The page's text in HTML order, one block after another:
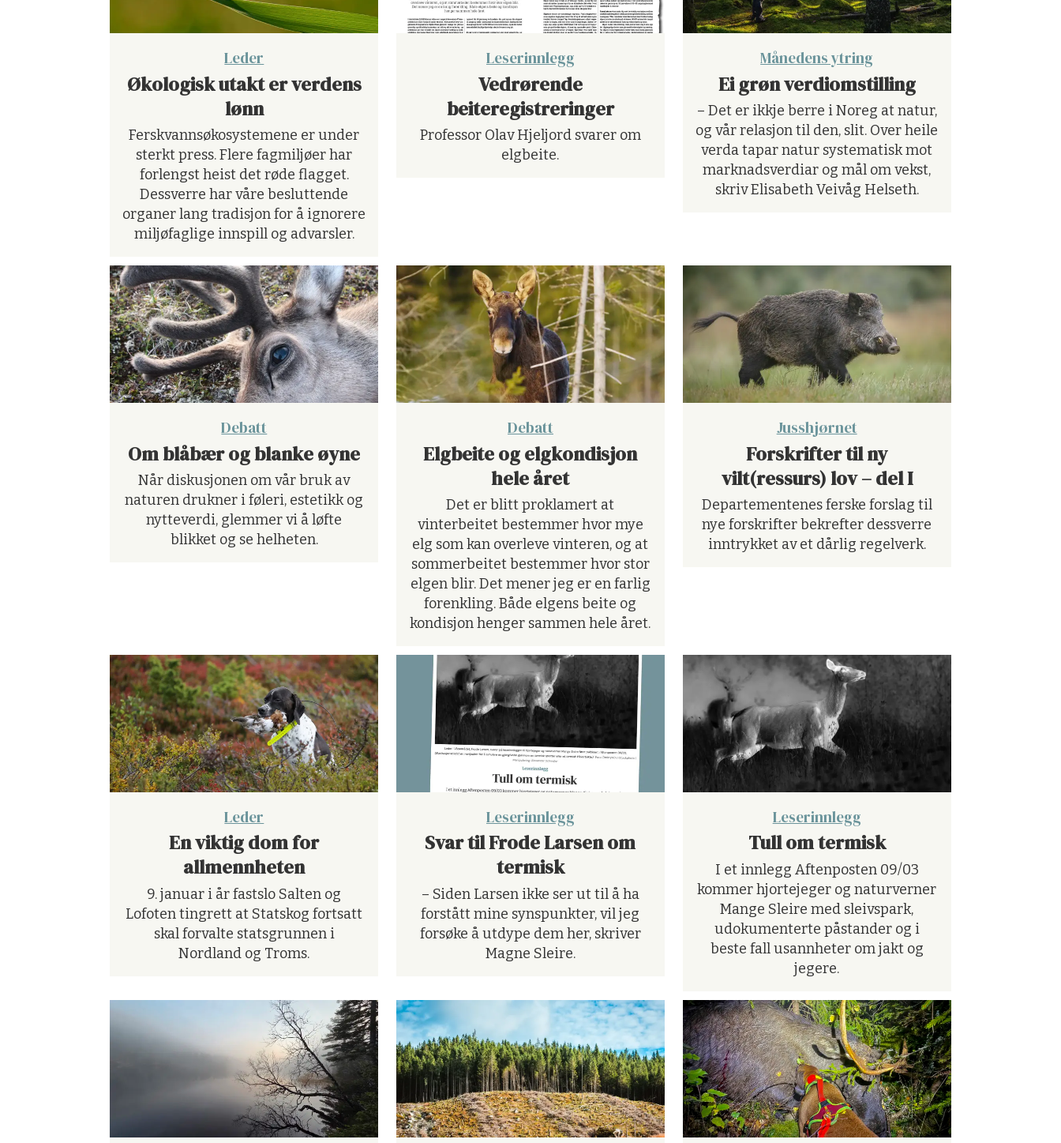
Leder
Økologisk utakt er verdens
lønn
Ferskvannsøkosystemene er under
sterkt press. Flere fagmiljøer har
forlengst heist det røde flagget.
Dessverre har våre besluttende
organer lang tradisjon for å ignorere
miljøfaglige innspill og advarsler.
Leserinnlegg
Vedrørende
beiteregistreringer
Professor Olav Hjeljord svarer om
elgbeite.
Månedens ytring
Ei grøn verdiomstilling
– Det er ikkje berre i Noreg at natur,
og vår relasjon til den, slit. Over heile
verda tapar natur systematisk mot
marknadsverdiar og mål om vekst,
skriv Elisabeth Veivåg Helseth.
Debatt
Om blåbær og blanke øyne
Når diskusjonen om vår bruk av
naturen drukner i føleri, estetikk og
nytteverdi, glemmer vi å løfte
blikket og se helheten.
Debatt
Elgbeite og elgkondisjon
hele året
Det er blitt proklamert at
vinterbeitet bestemmer hvor mye
elg som kan overleve vinteren, og at
sommerbeitet bestemmer hvor stor
elgen blir. Det mener jeg er en farlig
forenkling. Både elgens beite og
kondisjon henger sammen hele året.
Jusshjørnet
Forskrifter til ny
vilt(ressurs) lov – del I
Departementenes ferske forslag til
nye forskrifter bekrefter dessverre
inntrykket av et dårlig regelverk.
Leder
En viktig dom for
allmennheten
9. januar i år fastslo Salten og
Lofoten tingrett at Statskog fortsatt
skal forvalte statsgrunnen i
Nordland og Troms.
Leserinnlegg
Svar til Frode Larsen om
termisk
– Siden Larsen ikke ser ut til å ha
forstått mine synspunkter, vil jeg
forsøke å utdype dem her, skriver
Magne Sleire.
Leserinnlegg
Tull om termisk
I et innlegg Aftenposten 09/03
kommer hjortejeger og naturverner
Mange Sleire med sleivspark,
udokumenterte påstander og i
beste fall usannheter om jakt og
jegere.